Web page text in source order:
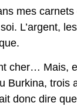
mes
L’argent,
cher… Mais,
Burkina,
donc dire